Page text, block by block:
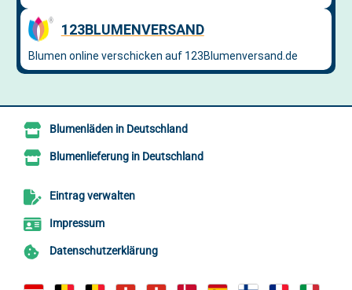
Blumenläden in Deutschland
Blumenlieferung in Deutschland
Eintrag verwalten
Impressum
Datenschutzerklärung